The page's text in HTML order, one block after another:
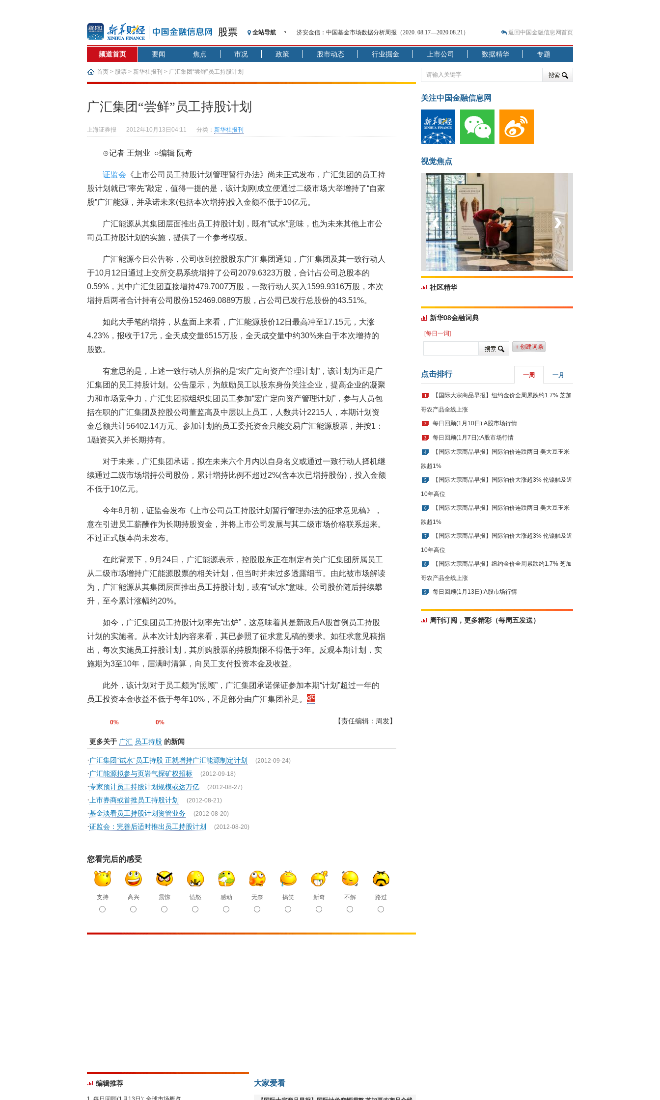
股票 全站导航
【见·闻】疫情下，新加坡旅游业步履维艰
记者手记：疫情下的香港零售业如何浴火重生？
【见·闻】疫情下一家香港传统零售商的转型突围之旅
济安金信：中国基金市场数据分析周报（2020. 07.27—2020.07.31）
【新华财经调查】同业存单、结构性存款玩起“跷跷板” 结构性失衡藏
央行公开市场净投放300亿元 短端资金利率明显下行
基本面及股市双轮冲击 债市回调十年期债表现最弱
沥青期货连续两日涨逾3% 沪银及两粕涨势喜人
济安金信：中国基金市场数据分析周报（2020. 08.17—2020.08.21）
返回中国金融信息网首页
频道首页 要闻 焦点 市况 政策 股市动态 行业掘金 上市公司 数据精华 专题
首页 > 股票 > 新华社报刊 > 广汇集团“尝鲜”员工持股计划
广汇集团“尝鲜”员工持股计划
上海证券报 2012年10月13日04:11 分类： 新华社报刊
⊙记者 王炯业 ○编辑 阮奇
证监会 《上市公司员工持股计划管理暂行办法》尚未正式发布，广汇集团的员工持
股计划就已“率先”敲定，值得一提的是，该计划刚成立便通过二级市场大举增持了“自家
股”广汇能源，并承诺未来(包括本次增持)投入金额不低于10亿元。
广汇能源从其集团层面推出员工持股计划，既有“试水”意味，也为未来其他上市公
司员工持股计划的实施，提供了一个参考模板。
广汇能源今日公告称，公司收到控股股东广汇集团通知，广汇集团及其一致行动人
于10月12日通过上交所交易系统增持了公司2079.6323万股，合计占公司总股本的
0.59%，其中广汇集团直接增持479.7007万股，一致行动人买入1599.9316万股，本次
增持后两者合计持有公司股份152469.0889万股，占公司已发行总股份的43.51%。
如此大手笔的增持，从盘面上来看，广汇能源股价12日最高冲至17.15元，大涨
4.23%，报收于17元，全天成交量6515万股，全天成交量中约30%来自于本次增持的
股数。
有意思的是，上述一致行动人所指的是“宏广定向资产管理计划”，该计划为正是广
汇集团的员工持股计划。公告显示，为鼓励员工以股东身份关注企业，提高企业的凝聚
力和市场竞争力，广汇集团拟组织集团员工参加“宏广定向资产管理计划”，参与人员包
括在职的广汇集团及控股公司董监高及中层以上员工，人数共计2215人，本期计划资
金总额共计56402.14万元。参加计划的员工委托资金只能交易广汇能源股票，并按1：
1融资买入并长期持有。
对于未来，广汇集团承诺，拟在未来六个月内以自身名义或通过一致行动人择机继
续通过二级市场增持公司股份，累计增持比例不超过2%(含本次已增持股份)，投入金额
不低于10亿元。
今年8月初，证监会发布《上市公司员工持股计划暂行管理办法的征求意见稿》，
意在引进员工薪酬作为长期持股资金，并将上市公司发展与其二级市场价格联系起来。
不过正式版本尚未发布。
在此背景下，9月24日，广汇能源表示，控股股东正在制定有关广汇集团所属员工
从二级市场增持广汇能源股票的相关计划，但当时并未过多透露细节。由此被市场解读
为，广汇能源从其集团层面推出员工持股计划，或有“试水”意味。公司股价随后持续攀
升，至今累计涨幅约20%。
如今，广汇集团员工持股计划率先“出炉”，这意味着其是新政后A股首例员工持股
计划的实施者。从本次计划内容来看，其已参照了征求意见稿的要求。如征求意见稿指
出，每次实施员工持股计划，其所购股票的持股期限不得低于3年。反观本期计划，实
施期为3至10年，届满时清算，向员工支付投资本金及收益。
此外，该计划对于员工颇为“照顾”，广汇集团承诺保证参加本期“计划”超过一年的
员工投资本金收益不低于每年10%，不足部分由广汇集团补足。
0% 0% 【责任编辑：周发】
更多关于 广汇 员工持股 的新闻
·广汇集团“试水”员工持股 正就增持广汇能源制定计划 (2012-09-24)
·广汇能源拟参与页岩气探矿权招标 (2012-09-18)
·专家预计员工持股计划规模或达万亿 (2012-08-27)
· 上市券商或首推员工持股计划 (2012-08-21)
·基金淡看员工持股计划资管业务 (2012-08-20)
·证监会：完善后适时推出员工持股计划 (2012-08-20)
您看完后的感受
支持 高兴 震惊 愤怒 感动 无奈 搞笑 新奇 不解 路过
编辑推荐 大家爱看
关注中国金融信息网
视觉焦点
菲律宾：防疫降级
‹ ›
社区精华
新华08金融词典
[每日一词]
＋创建词条
点击排行 一周 一月
1 【国际大宗商品早报】纽约金价全周累跌约1.7% 芝加
哥农产品全线上涨
2 每日回顾(1月10日):A股市场行情
3 每日回顾(1月7日):A股市场行情
4 【国际大宗商品早报】国际油价连跌两日 美大豆玉米
跌超1%
5 【国际大宗商品早报】国际油价大涨超3% 伦镍触及近
10年高位
6 【国际大宗商品早报】国际油价连跌两日 美大豆玉米
跌超1%
7 【国际大宗商品早报】国际油价大涨超3% 伦镍触及近
10年高位
8 【国际大宗商品早报】纽约金价全周累跌约1.7% 芝加
哥农产品全线上涨
9 每日回顾(1月13日):A股市场行情
周刊订阅，更多精彩（每周五发送）